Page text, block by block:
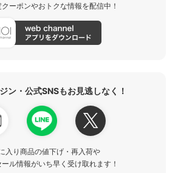
ーポンやおトクな情報を配信中！
ン・公式SNSもお見逃しなく！
入り商品の値下げ・再入荷や
ル情報がいち早く受け取れます！